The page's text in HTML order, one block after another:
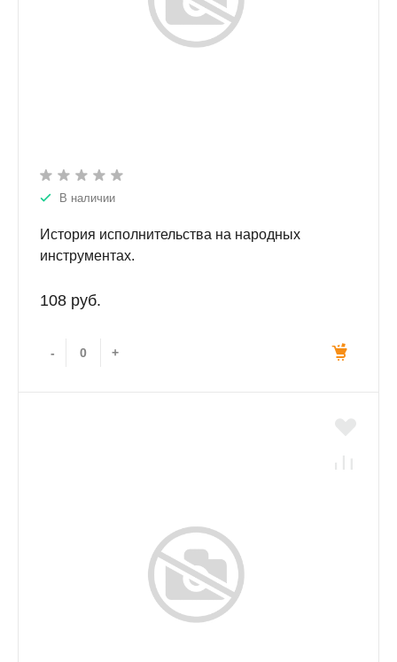
В наличии
История исполнительства на народных
инструментах.
108 руб.
- +